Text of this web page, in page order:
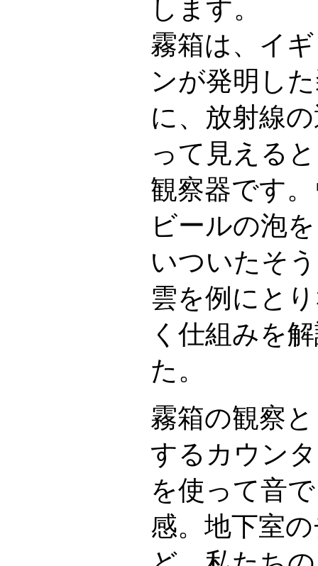
します。
霧箱は、イ
ンが発明し
に、放射線
って見える
観察器です
ビールの泡
いついたそ
雲を例にと
く仕組みを
た。
霧箱の観察
するカウン
を使って音
感。地下室